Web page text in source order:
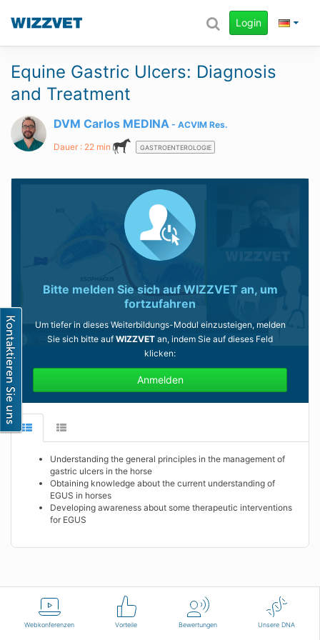
Webkonferenzen Vorteile Bewertungen Unsere DNA
Login
Equine Gastric Ulcers: Diagnosis
and Treatment
DVM Carlos MEDINA ACVIM Res.
Dauer : 22 min GASTROENTEROLOGIE
Bitte melden Sie sich auf WIZZVET an, um
fortzufahren
Um tiefer in dieses Weiterbildungs-Modul einzusteigen, melden
Sie sich bitte auf WIZZVET an, indem Sie auf dieses Feld
klicken:
Anmelden
Understanding the general principles in the management of
gastric ulcers in the horse
Obtaining knowledge about the current understanding of
EGUS in horses
Developing awareness about some therapeutic interventions
for EGUS
Deutsch Nutzungsbedingungen Kontaktieren Sie uns